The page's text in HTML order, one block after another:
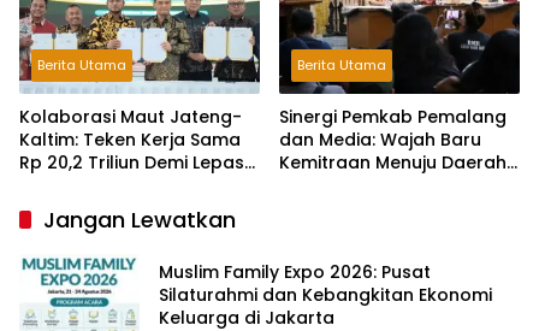
Berita Utama
Kolaborasi Maut Jateng-
Kaltim: Teken Kerja Sama
Rp 20,2 Triliun Demi Lepas
Berita Utama
Sinergi Pemkab Pemalang
dan Media: Wajah Baru
Kemitraan Menuju Daerah
Jangan Lewatkan
Muslim Family Expo 2026: Pusat
Silaturahmi dan Kebangkitan Ekonomi
Keluarga di Jakarta